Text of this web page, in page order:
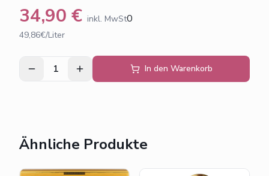
34,90 € inkl. MwSt0
49,86€/Liter
1 In den Warenkorb
Ähnliche Produkte